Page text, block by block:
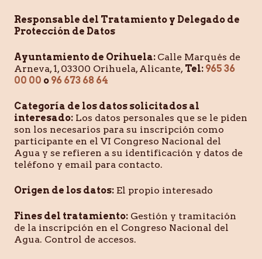
Responsable del Tratamiento y Delegado de
Protección de Datos
Ayuntamiento de Orihuela: Calle Marqués de
Arneva, 1, 03300 Orihuela, Alicante, Tel: 965 36
00 00 o 96 673 68 64
Categoría de los datos solicitados al
interesado: Los datos personales que se le piden
son los necesarios para su inscripción como
participante en el VI Congreso Nacional del
Agua y se refieren a su identificación y datos de
teléfono y email para contacto.
Origen de los datos: El propio interesado
Fines del tratamiento: Gestión y tramitación
de la inscripción en el Congreso Nacional del
Agua. Control de accesos.